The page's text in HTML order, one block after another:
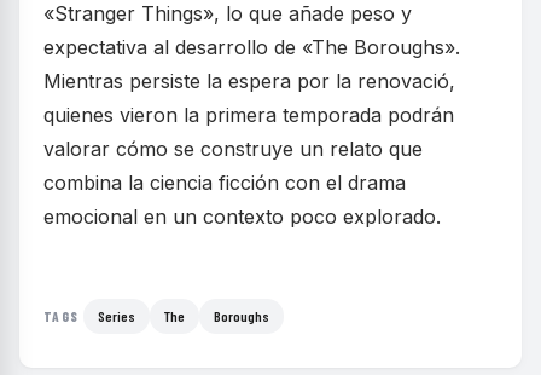
«Stranger Things», lo que añade peso y
expectativa al desarrollo de «The Boroughs».
Mientras persiste la espera por la renovació,
quienes vieron la primera temporada podrán
valorar cómo se construye un relato que
combina la ciencia ficción con el drama
emocional en un contexto poco explorado.
TAGS Series The Boroughs